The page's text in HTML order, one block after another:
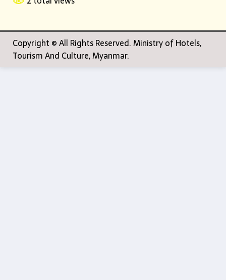
Copyright © All Rights Reserved. Ministry of Hotels,
Tourism And Culture, Myanmar.